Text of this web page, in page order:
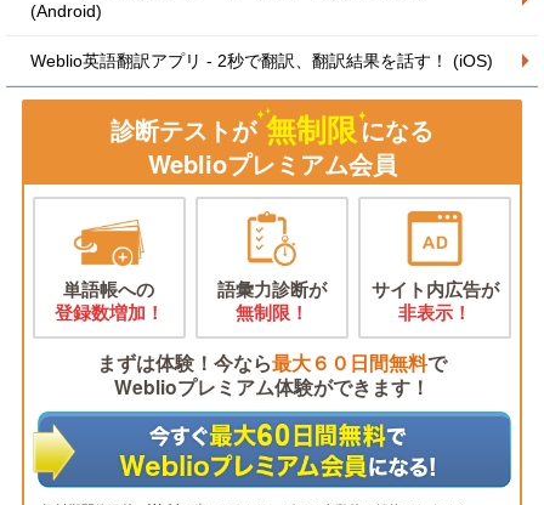
(Android)
Weblio英語翻訳アプリ - 2秒で翻訳、翻訳結果を話す！ (iOS)
診断テストが 無制限になる
Weblioプレミアム会員
単語帳への
登録数増加！
語彙力診断が
無制限！
サイト内広告が
非表示！
まずは体験！今なら最大６０日間無料で
Weblioプレミアム体験ができます！